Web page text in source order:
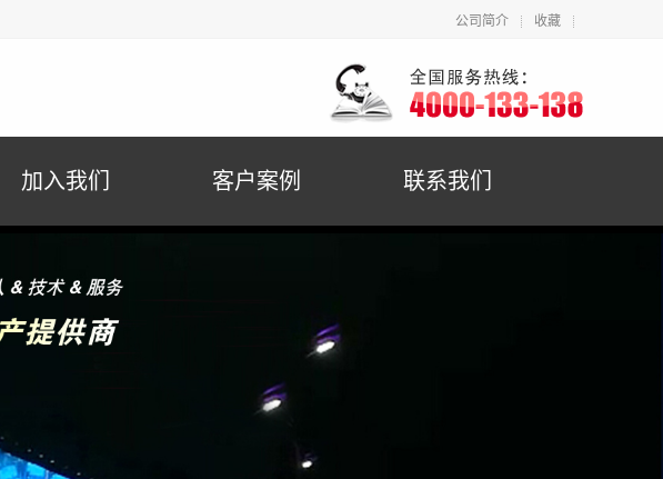
公司简介 收藏
加入我们 客户案例 联系我们